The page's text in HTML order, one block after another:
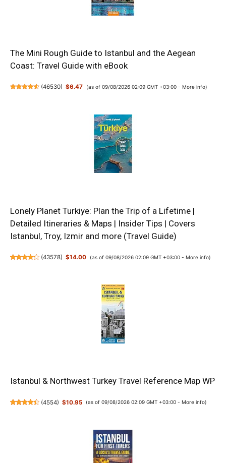
The Mini Rough Guide to Istanbul and the Aegean
Coast: Travel Guide with eBook
(46530) $6.47 (as of 09/08/2026 02:09 GMT +03:00 - More info)
Lonely Planet Turkiye: Plan the Trip of a Lifetime |
Detailed Itineraries & Maps | Insider Tips | Covers
Istanbul, Troy, Izmir and more (Travel Guide)
(43578) $14.00 (as of 09/08/2026 02:09 GMT +03:00 - More info)
Istanbul & Northwest Turkey Travel Reference Map WP
(4554) $10.95 (as of 09/08/2026 02:09 GMT +03:00 - More info)